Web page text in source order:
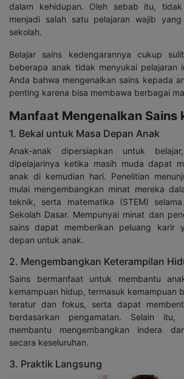
dalam kehidupan. Oleh sebab itu,
menjadi salah satu pelajaran wajib
sekolah.
Belajar sains kedengarannya cukup
beberapa anak tidak menyukai pelajaran
Anda bahwa mengenalkan sains kepada
penting karena bisa membawa berbagai
Manfaat Mengenalkan Sains
1. Bekal untuk Masa Depan Anak
Anak-anak dipersiapkan untuk
dipelajarinya ketika masih muda dapat
anak di kemudian hari. Penelitian
mulai mengembangkan minat mereka
teknik, serta matematika (STEM)
Sekolah Dasar. Mempunyai minat dan
sains dapat memberikan peluang karir
depan untuk anak.
2. Mengembangkan Keterampilan
Sains bermanfaat untuk membantu
kemampuan hidup, termasuk kemampuan
teratur dan fokus, serta dapat
berdasarkan pengamatan. Selain
membantu mengembangkan indera
secara keseluruhan.
3. Praktik Langsung